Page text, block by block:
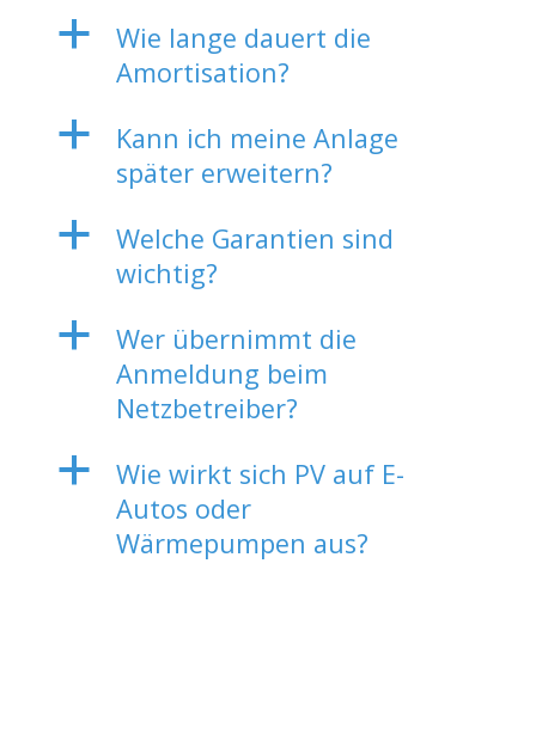
a
Wie lange dauert die
Amortisation?
a
Kann ich meine Anlage
später erweitern?
a
Welche Garantien sind
wichtig?
a
Wer übernimmt die
Anmeldung beim
Netzbetreiber?
a
Wie wirkt sich PV auf E-
Autos oder
Wärmepumpen aus?